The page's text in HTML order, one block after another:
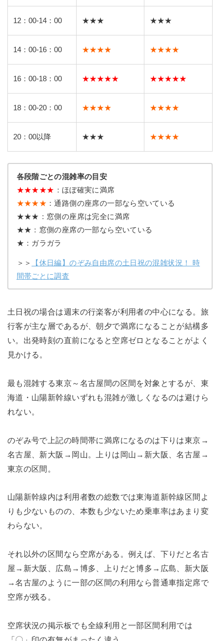
12：00-14：00 ★★★ ★★★
14：00-16：00 ★★★★ ★★★★
16：00-18：00 ★★★★★ ★★★★★
18：00-20：00 ★★★★ ★★★★
20：00以降 ★★★ ★★★★
各段階ごとの混雑率の目安
★★★★★ ：ほぼ確実に満席
★★★★ ：通路側の座席の一部なら空いている
★★★：窓側の座席は完全に満席
★★：窓側の座席の一部なら空いている
★：ガラガラ
＞＞
【休日編】のぞみ自由席の土日祝の混雑状況！ 時
間帯ごとに調査
土日祝の場合は週末の行楽客が利用者の中心になる。旅
行客が主な層であるが、朝夕で満席になることが結構多
い。出発時刻の直前になると空席ゼロとなることがよく
見かける。
最も混雑する東京～名古屋間の区間を対象とするが、東
海道・山陽新幹線いずれも混雑が激しくなるのは避けら
れない。
のぞみ号で上記の時間帯に満席になるのは下りは東京→
名古屋、新大阪→岡山。上りは岡山→新大阪、名古屋→
東京の区間。
山陽新幹線内は利用者数の総数では東海道新幹線区間よ
りも少ないものの、本数も少ないため乗車率はあまり変
わらない。
それ以外の区間なら空席がある。例えば、下りだと名古
屋→新大阪、広島→博多、上りだと博多→広島、新大阪
→名古屋のように一部の区間の利用なら普通車指定席で
空席が残る。
空席状況の掲示板でも全線利用と一部区間利用では